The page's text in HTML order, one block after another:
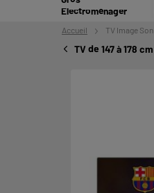
Electroménager
Accueil TV Image Son
TV de 147 à 178 cm